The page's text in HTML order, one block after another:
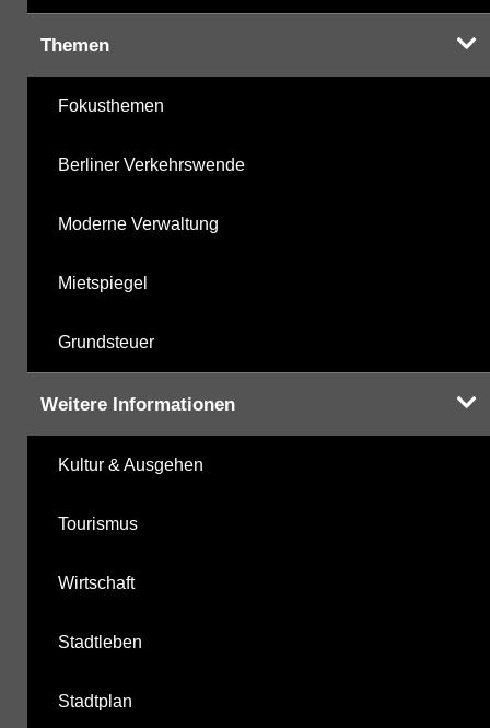
Themen
Fokusthemen
Berliner Verkehrswende
Moderne Verwaltung
Mietspiegel
Grundsteuer
Weitere Informationen
Kultur & Ausgehen
Tourismus
Wirtschaft
Stadtleben
Stadtplan